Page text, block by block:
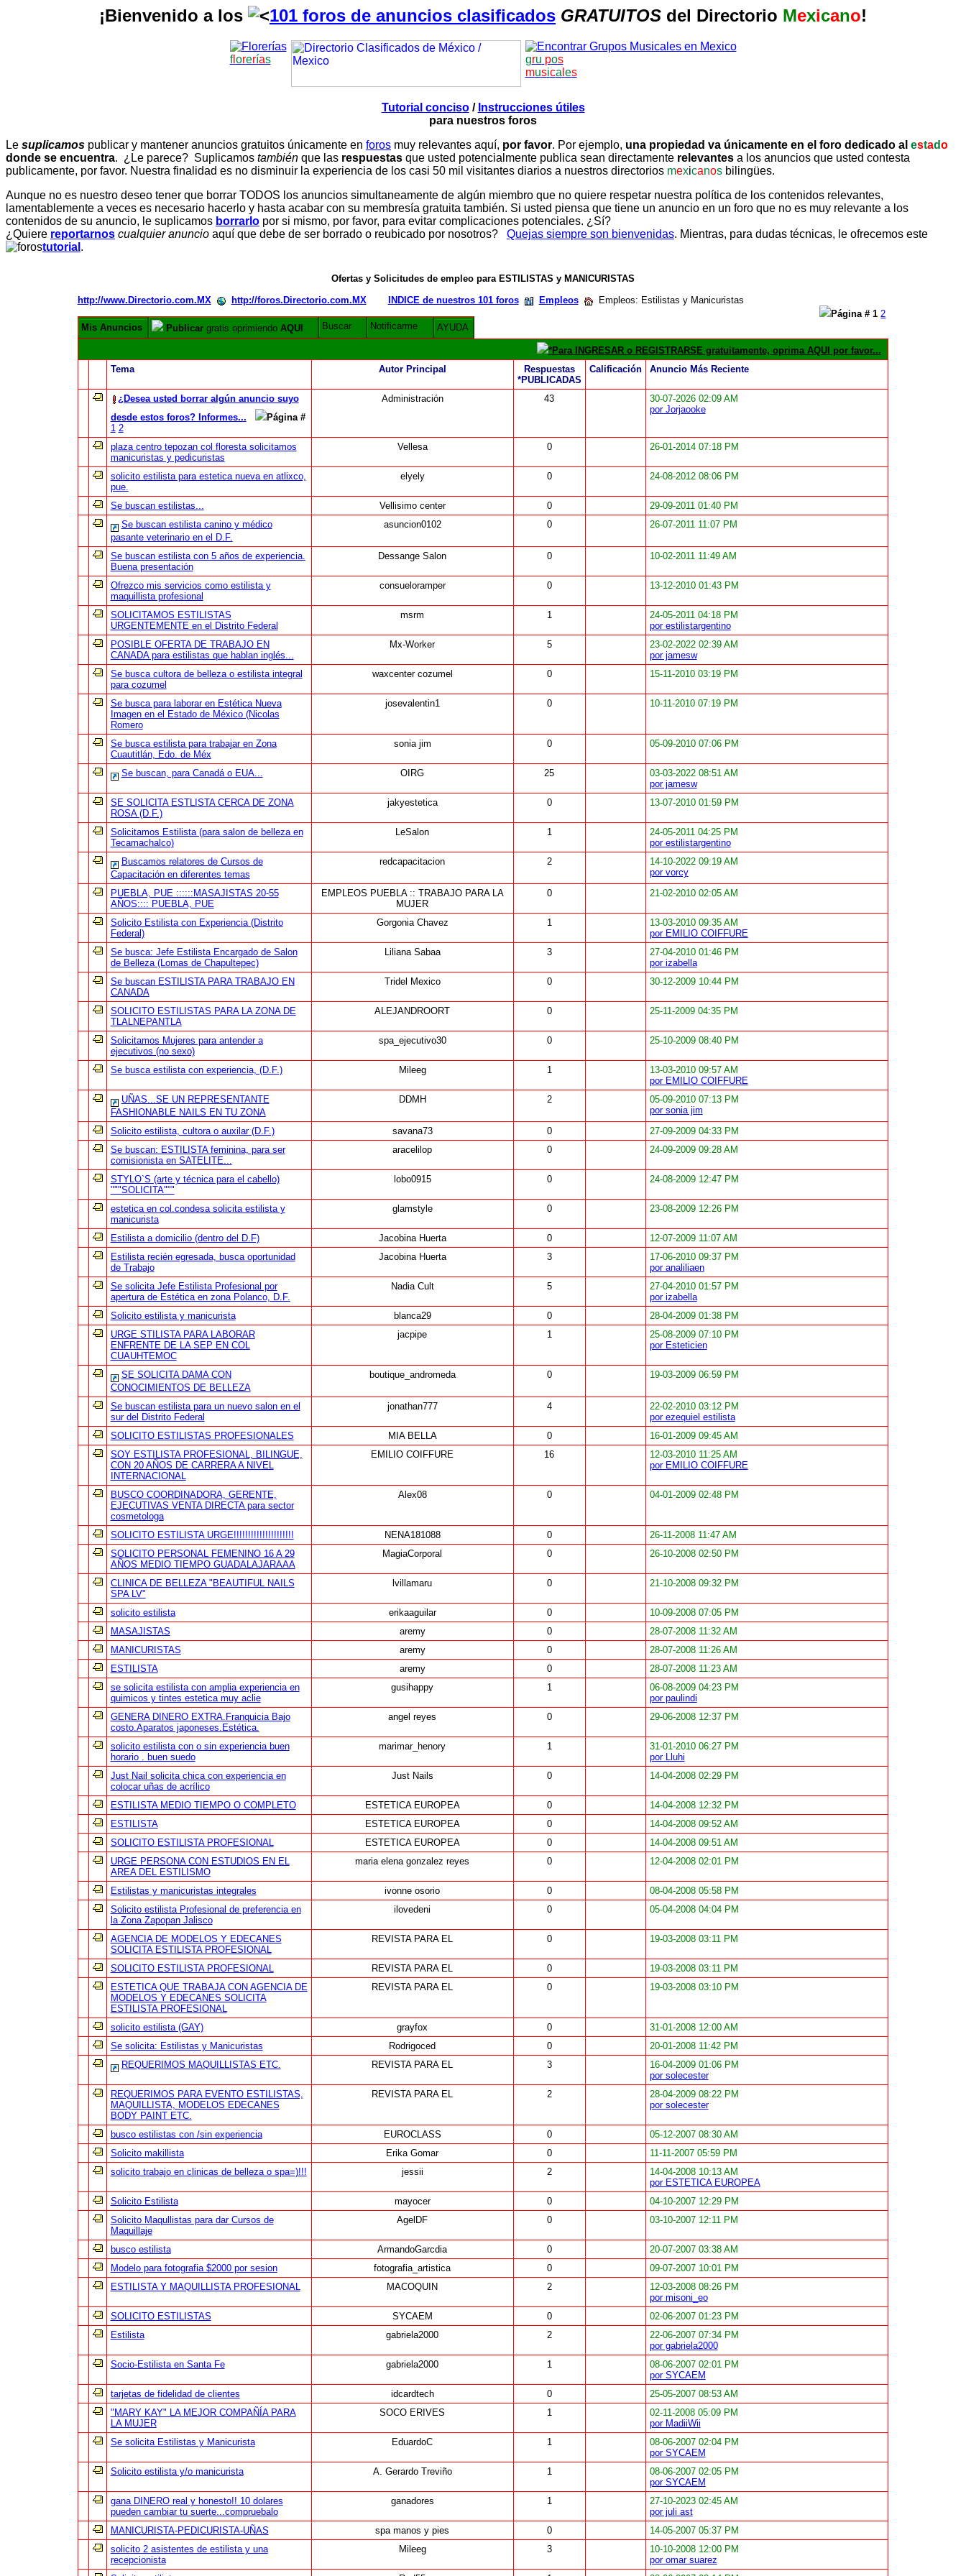
¡Bienvenido a los 101 foros de anuncios clasificados GRATUITOS del Directorio Mexicano!
florerías gru pos
musica es
Tutorial conciso/ Instrucciones útiles
para nuestros foros
Le suplicamos publicar y mantener anuncios gratuitos únicamente en foros muy relevantes aquí, por favor. Por ejemplo, una propiedad va únicamente en el foro dedicado al estado
donde se encuentra. ¿Le parece? Suplicamos también que las respuestas que usted potencialmente publica sean directamente relevantes a los anuncios que usted contesta
publicamente, por favor. Nuestra finalidad es no disminuir la experiencia de los casi 50 mil visitantes diarios a nuestros directorios mexicanos bilingües.
Aunque no es nuestro deseo tener que borrar TODOS los anuncios simultaneamente de algún miembro que no quiere respetar nuestra política de los contenidos relevantes,
lamentablemente a veces es necesario hacerlo y hasta acabar con su membresía gratuita también. Si usted piensa que tiene un anuncio en un foro que no es muy relevante a los
contenidos de su anuncio, le suplicamos borrarlo por si mismo, por favor, para evitar complicaciones potenciales. ¿Sí?
¿Quiere reportarnos cualquier anuncio aquí que debe de ser borrado o reubicado por nosotros? Quejas siempre son bienvenidas. Mientras, para dudas técnicas, le ofrecemos este
tutorial .
Ofertas y Solicitudes de empleo para ESTILISTAS y MANICURISTAS
http://www.Directorio.com.MX
http://foros.Directorio.com.MX INDICE de nuestros 101 foros Empleos
Empleos: Estilistas y Manicuristas
Página # 1 2
Mis Anuncios
Publicargratis oprimiendo AQUI Buscar Notificarme AYUDA
*Para INGRESAR o REGISTRARSE gratuitamente, oprima AQUI por favor...
Tema
Autor Principal
Respuestas
*PUBLICADAS
Calificación Anuncio Más Reciente
¿Desea usted borrar algún anuncio suyo
desde estos foros? Informes...
Página #
1 2
Administración 43
30-07-2026 02:09 AM
por Jorjaooke
plaza centro tepozan col floresta solicitamos
manicuristas y pedicuristas
Vellesa 0 26-01-2014 07:18 PM
solicito estilista para estetica nueva en atlixco,
pue.
elyely 0 24-08-2012 08:06 PM
Se buscan estilistas... Vellisimo center 0
29-09-2011 01:40 PM
Se buscan estilista canino y médico
pasante veterinario en el D.F.
asuncion0102 0 26-07-2011 11:07 PM
Se buscan estilista con 5 años de experiencia.
Buena presentación
Dessange Salon 0 10-02-2011 11:49 AM
Ofrezco mis servicios como estilista y
maquillista profesional
consueloramper 0 13-12-2010 01:43 PM
SOLICITAMOS ESTILISTAS
URGENTEMENTE en el Distrito Federal
msrm 1
24-05-2011 04:18 PM
por estilistargentino
POSIBLE OFERTA DE TRABAJO EN
CANADA para estilistas que hablan inglés...
Mx-Worker 5
23-02-2022 02:39 AM
por jamesw
Se busca cultora de belleza o estilista integral
para cozumel
waxcenter cozumel 0 15-11-2010 03:19 PM
Se busca para laborar en Estética Nueva
Imagen en el Estado de México (Nicolas
Romero
josevalentin1 0 10-11-2010 07:19 PM
Se busca estilista para trabajar en Zona
Cuautitlán, Edo. de Méx
sonia jim 0 05-09-2010 07:06 PM
Se buscan, para Canadá o EUA... OIRG 25
03-03-2022 08:51 AM
por jamesw
SE SOLICITA ESTLISTA CERCA DE ZONA
ROSA (D.F.)
jakyestetica 0 13-07-2010 01:59 PM
Solicitamos Estilista (para salon de belleza en
Tecamachalco)
LeSalon 1
24-05-2011 04:25 PM
por estilistargentino
Buscamos relatores de Cursos de
Capacitación en diferentes temas
redcapacitacion 2
14-10-2022 09:19 AM
por vorcy
PUEBLA, PUE ::::::MASAJISTAS 20-55
AÑOS:::: PUEBLA, PUE
EMPLEOS PUEBLA :: TRABAJO PARA LA
MUJER
0 21-02-2010 02:05 AM
Solicito Estilista con Experiencia (Distrito
Federal)
Gorgonia Chavez 1
13-03-2010 09:35 AM
por EMILIO COIFFURE
Se busca: Jefe Estilista Encargado de Salon
de Belleza (Lomas de Chapultepec)
Liliana Sabaa 3
27-04-2010 01:46 PM
por izabella
Se buscan ESTILISTA PARA TRABAJO EN
CANADA
Tridel Mexico 0 30-12-2009 10:44 PM
SOLICITO ESTILISTAS PARA LA ZONA DE
TLALNEPANTLA
ALEJANDROORT 0 25-11-2009 04:35 PM
Solicitamos Mujeres para antender a
ejecutivos (no sexo)
spa_ejecutivo30 0 25-10-2009 08:40 PM
Se busca estilista con experiencia, (D.F.) Mileeg 1
13-03-2010 09:57 AM
por EMILIO COIFFURE
UÑAS...SE UN REPRESENTANTE
FASHIONABLE NAILS EN TU ZONA
DDMH 2
05-09-2010 07:13 PM
por sonia jim
Solicito estilista, cultora o auxilar (D.F.)
savana73 0
27-09-2009 04:33 PM
Se buscan: ESTILISTA feminina, para ser
comisionista en SATELITE...
aracelilop 0 24-09-2009 09:28 AM
STYLO`S (arte y técnica para el cabello)
"""SOLICITA"""
lobo0915 0 24-08-2009 12:47 PM
estetica en col.condesa solicita estilista y
manicurista
glamstyle 0 23-08-2009 12:26 PM
Estilista a domicilio (dentro del D.F) Jacobina Huerta 0
12-07-2009 11:07 AM
Estilista recién egresada, busca oportunidad
de Trabajo
Jacobina Huerta 3
17-06-2010 09:37 PM
por analiliaen
Se solicita Jefe Estilista Profesional por
apertura de Estética en zona Polanco, D.F.
Nadia Cult 5
27-04-2010 01:57 PM
por izabella
Solicito estilista y manicurista
blanca29 0
28-04-2009 01:38 PM
URGE STILISTA PARA LABORAR
ENFRENTE DE LA SEP EN COL
CUAUHTEMOC
jacpipe 1
25-08-2009 07:10 PM
por Esteticien
SE SOLICITA DAMA CON
CONOCIMIENTOS DE BELLEZA
boutique_andromeda 0 19-03-2009 06:59 PM
Se buscan estilista para un nuevo salon en el
sur del Distrito Federal
jonathan777 4
22-02-2010 03:12 PM
por ezequiel estilista
SOLICITO ESTILISTAS PROFESIONALES
MIA BELLA 0
16-01-2009 09:45 AM
SOY ESTILISTA PROFESIONAL, BILINGUE,
CON 20 AÑOS DE CARRERA A NIVEL
INTERNACIONAL
EMILIO COIFFURE 16
12-03-2010 11:25 AM
por EMILIO COIFFURE
BUSCO COORDINADORA, GERENTE,
EJECUTIVAS VENTA DIRECTA para sector
cosmetologa
Alex08 0 04-01-2009 02:48 PM
SOLICITO ESTILISTA URGE!!!!!!!!!!!!!!!!!!!!! NENA181088 0
26-11-2008 11:47 AM
SOLICITO PERSONAL FEMENINO 16 A 29
AÑOS MEDIO TIEMPO GUADALAJARAAA
MagiaCorporal 0 26-10-2008 02:50 PM
CLINICA DE BELLEZA "BEAUTIFUL NAILS
SPA LV"
lvillamaru 0 21-10-2008 09:32 PM
solicito estilista erikaaguilar 0
10-09-2008 07:05 PM
MASAJISTAS
aremy 0
28-07-2008 11:32 AM
MANICURISTAS
aremy 0
28-07-2008 11:26 AM
ESTILISTA
aremy 0
28-07-2008 11:23 AM
se solicita estilista con amplia experiencia en
quimicos y tintes estetica muy aclie
gusihappy 1
06-08-2009 04:23 PM
por paulindi
GENERA DINERO EXTRA.Franquicia Bajo
costo.Aparatos japoneses.Estética.
angel reyes 0 29-06-2008 12:37 PM
solicito estilista con o sin experiencia buen
horario . buen suedo
marimar_henory 1
31-01-2010 06:27 PM
por Lluhi
Just Nail solicita chica con experiencia en
colocar uñas de acrílico
Just Nails 0 14-04-2008 02:29 PM
ESTILISTA MEDIO TIEMPO O COMPLETO ESTETICA EUROPEA 0
14-04-2008 12:32 PM
ESTILISTA
ESTETICA EUROPEA 0
14-04-2008 09:52 AM
SOLICITO ESTILISTA PROFESIONAL
ESTETICA EUROPEA 0
14-04-2008 09:51 AM
URGE PERSONA CON ESTUDIOS EN EL
AREA DEL ESTILISMO
maria elena gonzalez reyes 0 12-04-2008 02:01 PM
Estilistas y manicuristas integrales ivonne osorio 0
08-04-2008 05:58 PM
Solicito estilista Profesional de preferencia en
la Zona Zapopan Jalisco
ilovedeni 0 05-04-2008 04:04 PM
AGENCIA DE MODELOS Y EDECANES
SOLICITA ESTILISTA PROFESIONAL
REVISTA PARA EL 0 19-03-2008 03:11 PM
SOLICITO ESTILISTA PROFESIONAL REVISTA PARA EL 0
19-03-2008 03:11 PM
ESTETICA QUE TRABAJA CON AGENCIA DE
MODELOS Y EDECANES SOLICITA
ESTILISTA PROFESIONAL
REVISTA PARA EL 0 19-03-2008 03:10 PM
solicito estilista (GAY) grayfox 0
31-01-2008 12:00 AM
Se solicita: Estilistas y Manicuristas
Rodrigoced 0
20-01-2008 11:42 PM
REQUERIMOS MAQUILLISTAS ETC.
REVISTA PARA EL 3
16-04-2009 01:06 PM
por solecester
REQUERIMOS PARA EVENTO ESTILISTAS,
MAQUILLISTA, MODELOS EDECANES
BODY PAINT ETC.
REVISTA PARA EL 2
28-04-2009 08:22 PM
por solecester
busco estilistas con /sin experiencia EUROCLASS 0
05-12-2007 08:30 AM
Solicito makillista
Erika Gomar 0
11-11-2007 05:59 PM
solicito trabajo en clinicas de belleza o spa=)!!!
jessii 2
14-04-2008 10:13 AM
por ESTETICA EUROPEA
Solicito Estilista
mayocer 0
04-10-2007 12:29 PM
Solicito Maqullistas para dar Cursos de
Maquillaje
AgelDF 0 03-10-2007 12:11 PM
busco estilista ArmandoGarcdia 0
20-07-2007 03:38 AM
Modelo para fotografia $2000 por sesion
fotografia_artistica 0
09-07-2007 10:01 PM
ESTILISTA Y MAQUILLISTA PROFESIONAL
MACOQUIN 2
12-03-2008 08:26 PM
por misoni_eo
SOLICITO ESTILISTAS
SYCAEM 0
02-06-2007 01:23 PM
Estilista
gabriela2000 2
22-06-2007 07:34 PM
por gabriela2000
Socio-Estilista en Santa Fe
gabriela2000 1
08-06-2007 02:01 PM
por SYCAEM
tarjetas de fidelidad de clientes
idcardtech 0
25-05-2007 08:53 AM
"MARY KAY" LA MEJOR COMPAÑÍA PARA
LA MUJER
SOCO ERIVES 1
02-11-2008 05:09 PM
por MadiiWii
Se solicita Estilistas y Manicurista
EduardoC 1
08-06-2007 02:04 PM
por SYCAEM
Solicito estilista y/o manicurista
A. Gerardo Treviño 1
08-06-2007 02:05 PM
por SYCAEM
gana DINERO real y honesto!! 10 dolares
pueden cambiar tu suerte...compruebalo
ganadores 1
27-10-2023 02:45 AM
por juli ast
MANICURISTA-PEDICURISTA-UÑAS
spa manos y pies 0
14-05-2007 05:37 PM
solicito 2 asistentes de estilista y una
recepcionista
Mileeg 3
10-10-2008 12:00 PM
por omar suarez